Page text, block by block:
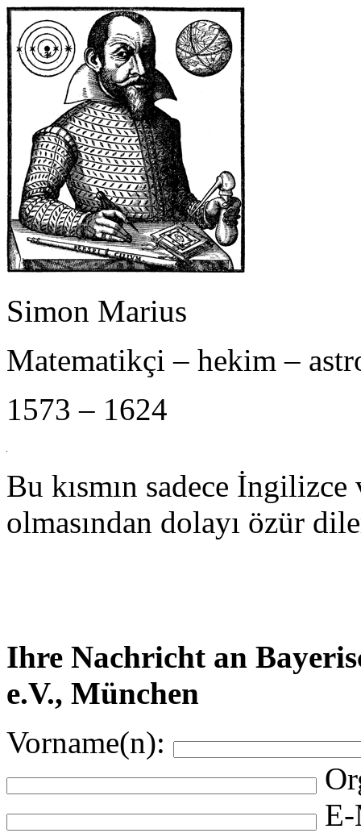
Simon Marius
Matematikçi – hekim –
1573 – 1624
Bu kısmın sadece
olmasından dolayı özür
Ihre Nachricht an
e.V., München
Vorname(n):